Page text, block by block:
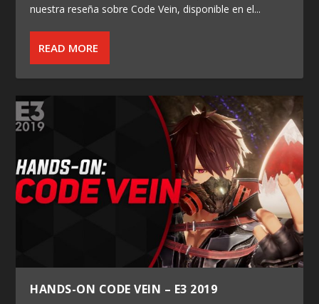
nuestra reseña sobre Code Vein, disponible en el...
READ MORE
HANDS-ON CODE VEIN – E3 2019